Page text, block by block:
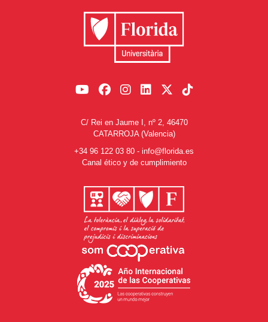
C/ Rei en Jaume I, nº 2, 46470
CATARROJA (Valencia)
+34 96 122 03 80 - info@florida.es
Canal ético y de cumplimiento